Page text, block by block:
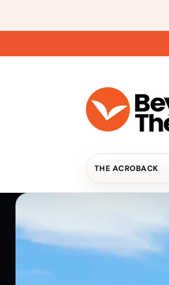
Inhalt
THE ACROBACK